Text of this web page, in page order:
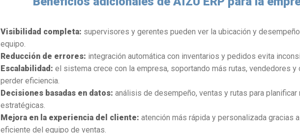
Visibilidad completa: supervisores y gerentes pueden ver la ubicación y
equipo.
Reducción de errores: integración automática con inventarios y pedidos evita
Escalabilidad: el sistema crece con la empresa, soportando más rutas, vendedores y
perder eficiencia.
Decisiones basadas en datos: análisis de desempeño, ventas y rutas para planificar
estratégicas.
Mejora en la experiencia del cliente: atención más rápida y personalizada gracias
eficiente del equipo de ventas.